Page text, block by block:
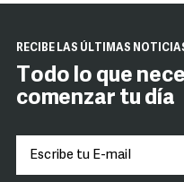
RECIBE LAS ÚLTIMAS
Todo lo que
comenzar tu día